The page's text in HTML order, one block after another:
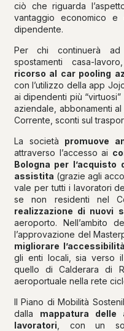
ciò che riguarda
vantaggio economico
dipendente.
Per chi continuerà ad
spostamenti casa-
ricorso al car pooling
con l’utilizzo della app
ai dipendenti più
aziendale, abbonamenti
Corrente, sconti sul
La società promuove
attraverso l’accesso ai
Bologna per
assistita (grazie agli
vale per tutti i lavoratori
se non residenti nel
realizzazione di nuovi
aeroporto. Nell’ambito
l’approvazione del
migliorare l’accessibilità
gli enti locali, sia verso
quello di Calderara di
aeroportuale nella rete
Il Piano di Mobilità
dalla mappatura delle
lavoratori , con un